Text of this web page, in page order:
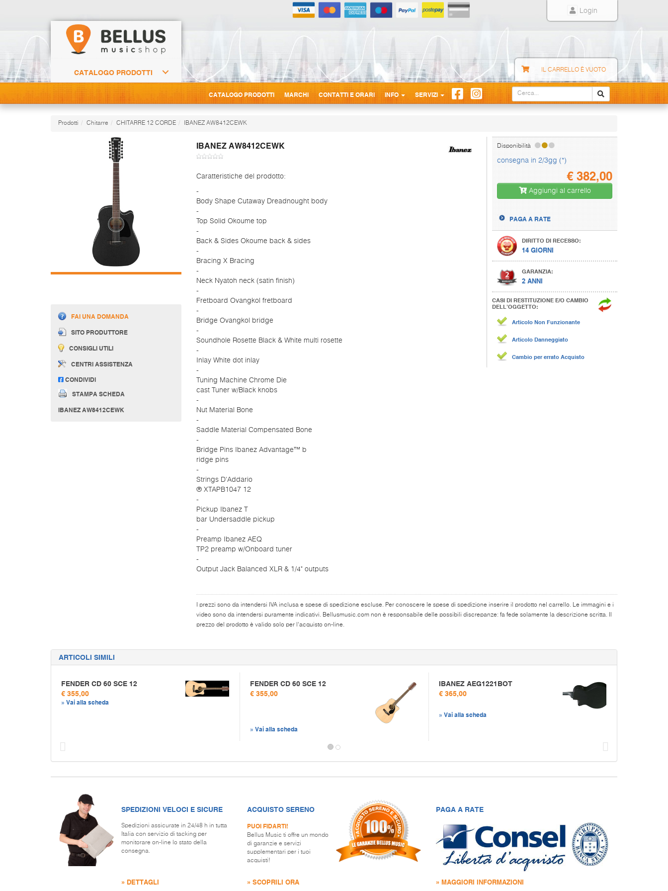
Login
CATALOGO PRODOTTI IL CARRELLO È VUOTO
CATALOGO PRODOTTI MARCHI CONTATTI E ORARI INFO SERVIZI
Prodotti Chitarre CHITARRE 12 CORDE IBANEZ AW8412CEWK
IBANEZ AW8412CEWK
FAI UNA DOMANDA
SITO PRODUTTORE
CONSIGLI UTILI
CENTRI ASSISTENZA
CONDIVIDI
STAMPA SCHEDA
IBANEZ AW8412CEWK
Caratteristiche del prodotto:
-
Body Shape Cutaway Dreadnought body
-
Top Solid Okoume top
-
Back & Sides Okoume back & sides
-
Bracing X Bracing
-
Neck Nyatoh neck (satin finish)
-
Fretboard Ovangkol fretboard
-
Bridge Ovangkol bridge
-
Soundhole Rosette Black & White multi rosette
-
Inlay White dot inlay
-
Tuning Machine Chrome Die
cast Tuner w/Black knobs
-
Nut Material Bone
-
Saddle Material Compensated Bone
-
Bridge Pins Ibanez Advantage™ b
ridge pins
-
Strings D'Addario
® XTAPB1047 12
-
Pickup Ibanez T
bar Undersaddle pickup
-
Preamp Ibanez AEQ
TP2 preamp w/Onboard tuner
-
Output Jack Balanced XLR & 1/4" outputs
Disponibilità
consegna in 2/3gg (*)
€382,00
Aggiungi al carrello
PAGA A RATE
DIRITTO DI RECESSO:
14 GIORNI
GARANZIA:
2 ANNI
CASI DI RESTITUZIONE E/O CAMBIO
DELL’OGGETTO:
Articolo Non Funzionante
Articolo Danneggiato
Cambio per errato Acquisto
I prezzi sono da intendersi IVA inclusa e spese di spedizione escluse. Per conoscere le spese di spedizione inserire il prodotto nel carrello. Le immagini e i
video sono da intendersi puramente indicativi. Bellusmusic.com non è responsabile delle possibili discrepanze: fa fede solamente la descrizione scritta. Il
prezzo del prodotto è valido solo per l'acquisto on-line.
ARTICOLI SIMILI
FENDER CD 60 SCE 12
€ 355,00
» Vai alla scheda
FENDER CD 60 SCE 12
€ 355,00
» Vai alla scheda
IBANEZ AEG1221BOT
€ 365,00
» Vai alla scheda
SPEDIZIONI VELOCI E SICURE
Spedizioni assicurate in 24/48 h in tutta
Italia con servizio di tacking per
monitorare on-line lo stato della
consegna.
» DETTAGLI
ACQUISTO SERENO
PUOI FIDARTI!
Bellus Music ti offre un mondo
di garanzie e servizi
supplementari per i tuoi
acquisti!
» SCOPRILI ORA
PAGA A RATE
» MAGGIORI INFORMAZIONI